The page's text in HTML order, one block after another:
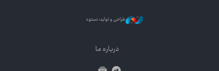
طراحی و تولید: نستوه
درباره ما